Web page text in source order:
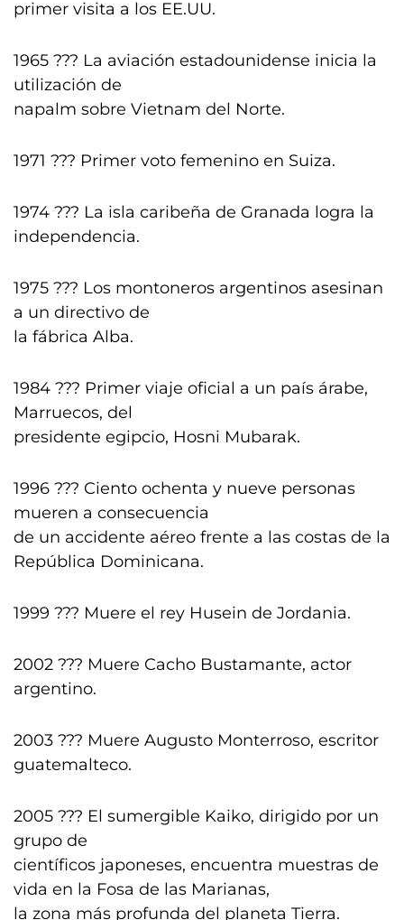
primer visita a los EE.UU.
1965 ??? La aviación estadounidense inicia la
utilización de
napalm sobre Vietnam del Norte.
1971 ??? Primer voto femenino en Suiza.
1974 ??? La isla caribeña de Granada logra la
independencia.
1975 ??? Los montoneros argentinos asesinan
a un directivo de
la fábrica Alba.
1984 ??? Primer viaje oficial a un país árabe,
Marruecos, del
presidente egipcio, Hosni Mubarak.
1996 ??? Ciento ochenta y nueve personas
mueren a consecuencia
de un accidente aéreo frente a las costas de la
República Dominicana.
1999 ??? Muere el rey Husein de Jordania.
2002 ??? Muere Cacho Bustamante, actor
argentino.
2003 ??? Muere Augusto Monterroso, escritor
guatemalteco.
2005 ??? El sumergible Kaiko, dirigido por un
grupo de
científicos japoneses, encuentra muestras de
vida en la Fosa de las Marianas,
la zona más profunda del planeta Tierra.